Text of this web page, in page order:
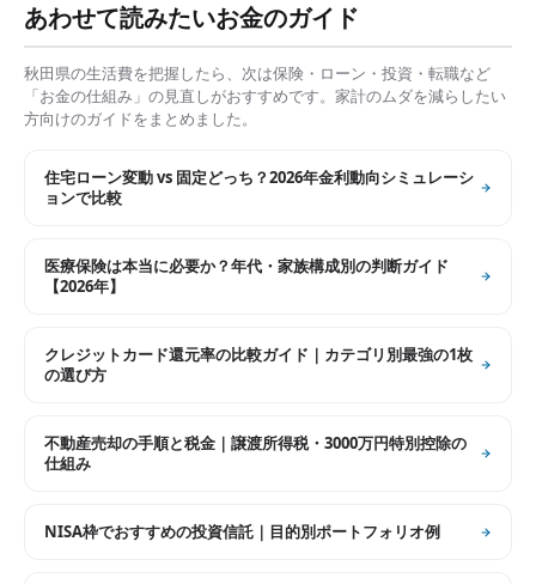
あわせて読みたいお金のガイド
秋田県の生活費を把握したら、次は保険・ローン・投資・転職など
「お金の仕組み」の見直しがおすすめです。家計のムダを減らしたい
方向けのガイドをまとめました。
住宅ローン変動 vs 固定どっち？2026年金利動向シミュレーシ
ョンで比較
医療保険は本当に必要か？年代・家族構成別の判断ガイド
【2026年】
クレジットカード還元率の比較ガイド｜カテゴリ別最強の1枚
の選び方
不動産売却の手順と税金｜譲渡所得税・3000万円特別控除の
仕組み
NISA枠でおすすめの投資信託｜目的別ポートフォリオ例